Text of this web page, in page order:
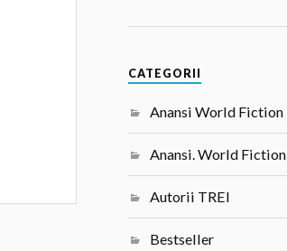
CATEGORII
Anansi World Fiction
Anansi. World Fiction
Autorii TREI
Bestseller